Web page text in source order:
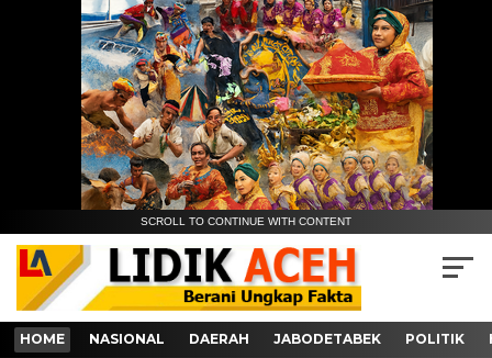
SCROLL TO CONTINUE WITH CONTENT
HOME NASIONAL DAERAH JABODETABEK POLITIK